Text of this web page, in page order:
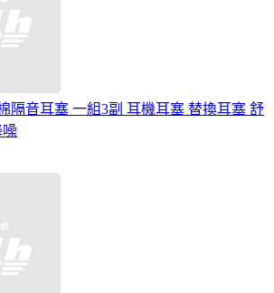
隔音耳塞 一組3副 耳機耳塞 替換耳塞 舒
噪